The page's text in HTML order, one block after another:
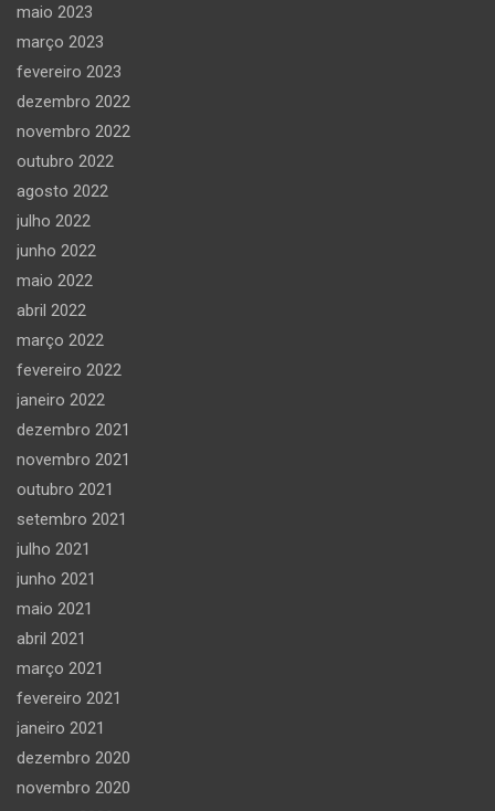
maio 2023
março 2023
fevereiro 2023
dezembro 2022
novembro 2022
outubro 2022
agosto 2022
julho 2022
junho 2022
maio 2022
abril 2022
março 2022
fevereiro 2022
janeiro 2022
dezembro 2021
novembro 2021
outubro 2021
setembro 2021
julho 2021
junho 2021
maio 2021
abril 2021
março 2021
fevereiro 2021
janeiro 2021
dezembro 2020
novembro 2020